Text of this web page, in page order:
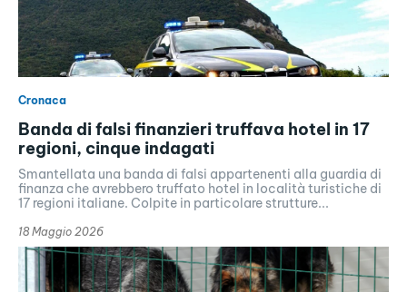
Cronaca
Banda di falsi finanzieri truffava hotel in 17
regioni, cinque indagati
Smantellata una banda di falsi appartenenti alla guardia di
finanza che avrebbero truffato hotel in località turistiche di
17 regioni italiane. Colpite in particolare strutture...
18 Maggio 2026